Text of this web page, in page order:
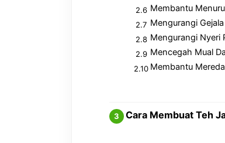
Membantu
Mengurangi
Mengurangi Nyeri
Mencegah Mual
Membantu
Cara Membuat Teh